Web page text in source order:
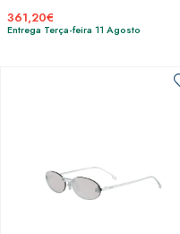
361,20€
Entrega Terça-feira 11 Agosto